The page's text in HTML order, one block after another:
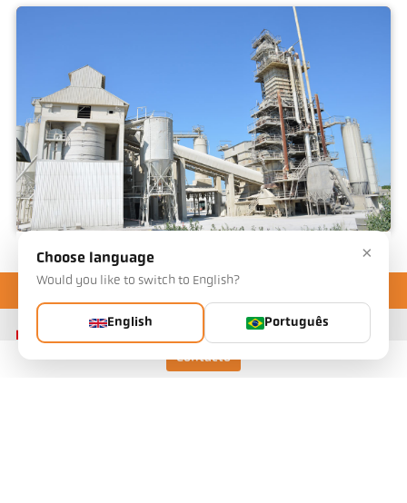
Contacto
Tília
×
Choose language
Would you like to switch to English?
English Português